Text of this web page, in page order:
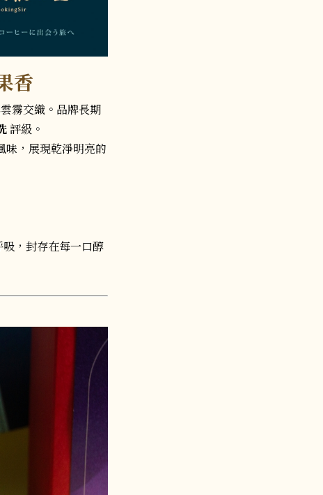
香
霧交織。品牌長期
評級。
味，展現乾淨明亮的
吸，封存在每一口醇